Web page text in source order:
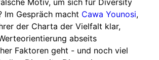
Motiv, um sich für Diversity
Im Gespräch macht Cawa Younosi,
der Charta der Vielfalt klar,
abseits
Faktoren geht - und noch viel